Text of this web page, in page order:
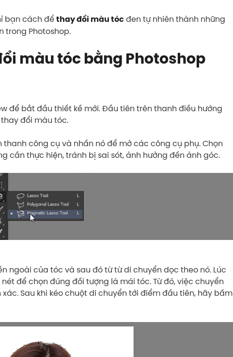
bạn cách đểthay đổi màu tóc đen tự nhiên thành những
trong Photoshop.
màu tóc bằng Photoshop
để bắt đầu thiết kế mới. Đầu tiên trên thanh điều hướng
đổi màu tóc.
thanh công cụ và nhấn nó để mở các công cụ phụ. Chọn
cần thực hiện, tránh bị sai sót, ảnh hưởng đến ảnh góc.
ngoài của tóc và sau đó từ từ di chuyển dọc theo nó. Lúc
để chọn đúng đối tượng là mái tóc. Từ đó, việc chuyển
Sau khi kéo chuột di chuyển tới điểm đầu tiên, hãy bấm